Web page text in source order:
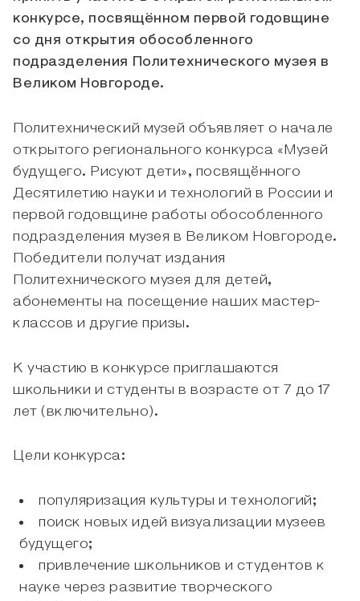
конкурсе, посвящённом первой годовщине
со дня открытия обособленного
подразделения Политехнического музея в
Великом Новгороде.
Политехнический музей объявляет о начале
открытого регионального конкурса «Музей
будущего. Рисуют дети», посвящённого
Десятилетию науки и технологий в России и
первой годовщине работы обособленного
подразделения музея в Великом Новгороде.
Победители получат издания
Политехнического музея для детей,
абонементы на посещение наших мастер-
классов и другие призы.
К участию в конкурсе приглашаются
школьники и студенты в возрасте от 7 до 17
лет (включительно).
Цели конкурса:
популяризация культуры и технологий;
поиск новых идей визуализации музеев
будущего;
привлечение школьников и студентов к
науке через развитие творческого